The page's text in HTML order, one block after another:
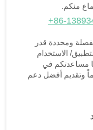
منكم.
+86-
ومحددة قدر
الاستخدام
مساعدتكم في
وتقديم أفضل دعم